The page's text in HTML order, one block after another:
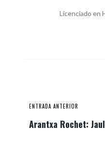
Licenciado en
ENTRADA ANTERIOR
Arantxa Rochet: